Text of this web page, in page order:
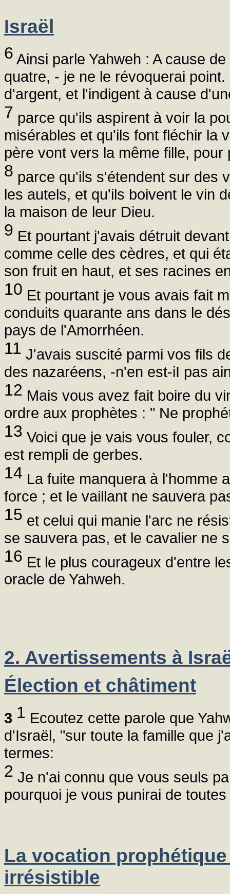
Israël
6 Ainsi parle Yahweh : A cause
quatre, - je ne le révoquerai
d'argent, et l'indigent à cause
7 parce qu'ils aspirent à voir la
misérables et qu'ils font fléchir la
père vont vers la même fille,
8 parce qu'ils s'étendent sur des
les autels, et qu'ils boivent le vin
la maison de leur Dieu.
9 Et pourtant j'avais détruit
comme celle des cèdres, et qui
son fruit en haut, et ses racines
10 Et pourtant je vous avais fait
conduits quarante ans dans le
pays de l'Amorrhéen.
11 J'avais suscité parmi vos fils
des nazaréens, -n'en est-iI pas
12 Mais vous avez fait boire du
ordre aux prophètes : " Ne
13 Voici que je vais vous fouler,
est rempli de gerbes.
14 La fuite manquera à l'homme
force ; et le vaillant ne sauvera
15 et celui qui manie l'arc ne
se sauvera pas, et le cavalier ne
16 Et le plus courageux d'entre
oracle de Yahweh.
2. Avertissements à
Élection et châtiment
3 1 Ecoutez cette parole que
d'Israël, "sur toute la famille que
termes:
2 Je n'ai connu que vous seuls
pourquoi je vous punirai de
La vocation
irrésistible